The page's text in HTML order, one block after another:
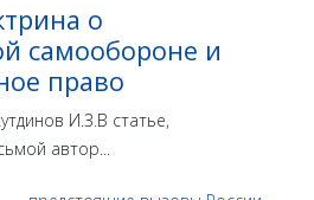
о
самообороне и
право
И.З.В статье,
автор...